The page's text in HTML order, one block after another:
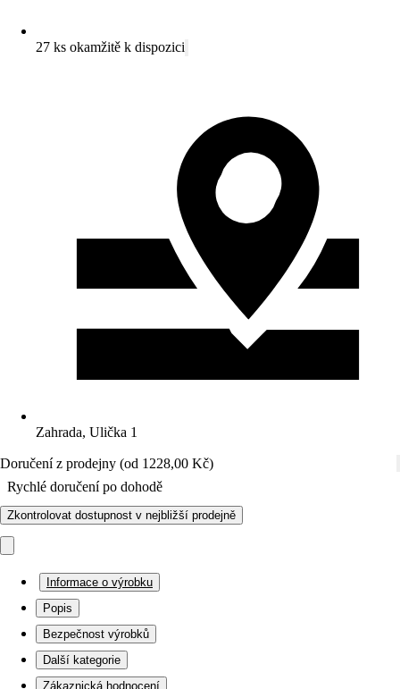
27 ks okamžitě k dispozici
Zahrada, Ulička 1
Doručení z prodejny (od 1228,00 Kč)
Rychlé doručení po dohodě
Zkontrolovat dostupnost v nejbližší prodejně
Informace o výrobku
Popis
Bezpečnost výrobků
Další kategorie
Zákaznická hodnocení